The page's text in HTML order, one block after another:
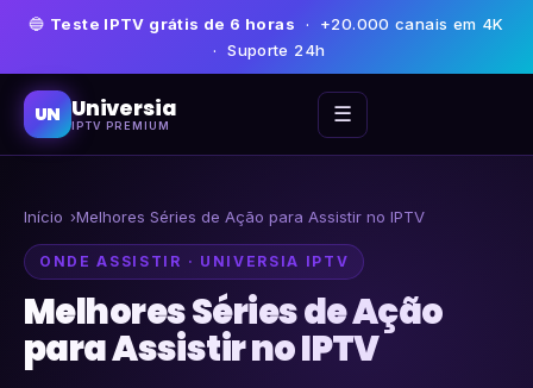
🔵 Teste IPTV grátis de 6 horas · +20.000 canais em 4K
· Suporte 24h
UN Universia
IPTV PREMIUM ☰
Início Melhores Séries de Ação para Assistir no IPTV
ONDE ASSISTIR · UNIVERSIA IPTV
Melhores Séries de Ação
para Assistir no IPTV